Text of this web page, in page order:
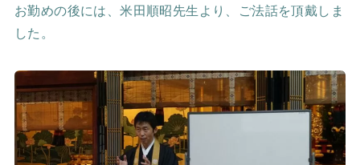
お勤めの後には、米田順昭先生より、ご法話を頂戴しま
した。